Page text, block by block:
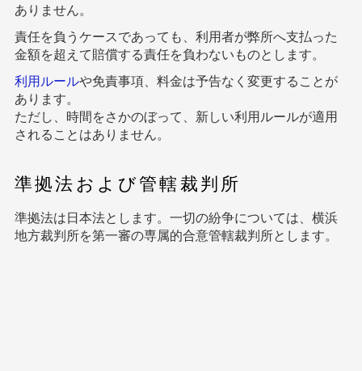
ありません。
責任を負うケースであっても、利用者が弊所へ支払った
金額を超えて賠償する責任を負わないものとします。
利用ルールや免責事項、料金は予告なく変更することが
あります。
ただし、時間をさかのぼって、新しい利用ルールが適用
されることはありません。
準拠法および管轄裁判所
準拠法は日本法とします。一切の紛争については、横浜
地方裁判所を第一審の専属的合意管轄裁判所とします。